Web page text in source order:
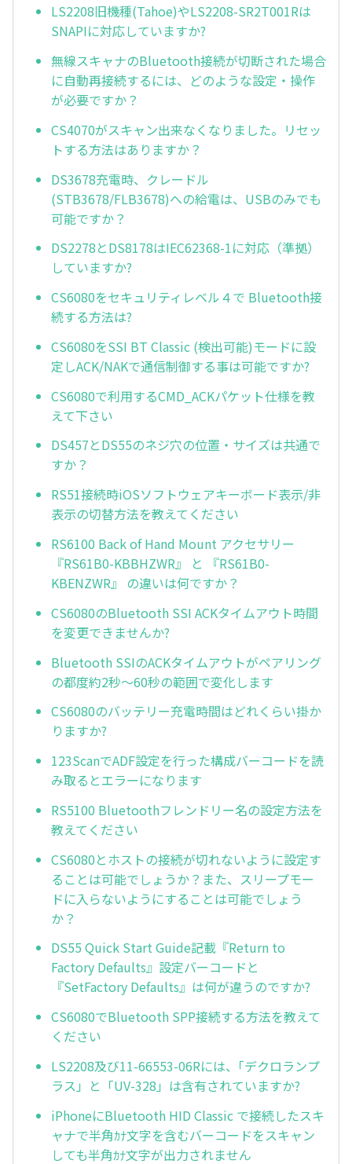
LS2208旧機種(Tahoe)やLS2208-SR2T001Rは
SNAPIに対応していますか?
無線スキャナのBluetooth接続が切断された場合
に自動再接続するには、どのような設定・操作
が必要ですか？
CS4070がスキャン出来なくなりました。リセッ
トする方法はありますか？
DS3678充電時、クレードル
(STB3678/FLB3678)への給電は、USBのみでも
可能ですか？
DS2278とDS8178はIEC62368-1に対応（準拠）
していますか?
CS6080をセキュリティレベル４で Bluetooth接
続する方法は?
CS6080をSSI BT Classic (検出可能)モードに設
定しACK/NAKで通信制御する事は可能ですか?
CS6080で利用するCMD_ACKパケット仕様を教
えて下さい
DS457とDS55のネジ穴の位置・サイズは共通で
すか？
RS51接続時iOSソフトウェアキーボード表示/非
表示の切替方法を教えてください
RS6100 Back of Hand Mount アクセサリー
『RS61B0-KBBHZWR』 と 『RS61B0-
KBENZWR』 の違いは何ですか？
CS6080のBluetooth SSI ACKタイムアウト時間
を変更できませんか?
Bluetooth SSIのACKタイムアウトがペアリング
の都度約2秒～60秒の範囲で変化します
CS6080のバッテリー充電時間はどれくらい掛か
りますか?
123ScanでADF設定を行った構成バーコードを読
み取るとエラーになります
RS5100 Bluetoothフレンドリー名の設定方法を
教えてください
CS6080とホストの接続が切れないように設定す
ることは可能でしょうか？また、スリープモー
ドに入らないようにすることは可能でしょう
か？
DS55 Quick Start Guide記載『Return to
Factory Defaults』設定バーコードと
『SetFactory Defaults』は何が違うのですか?
CS6080でBluetooth SPP接続する方法を教えて
ください
LS2208及び11-66553-06Rには、｢デクロランプ
ラス」と「UV-328」は含有されていますか?
iPhoneにBluetooth HID Classic で接続したスキ
ャナで半角ｶﾅ文字を含むバーコードをスキャン
しても半角ｶﾅ文字が出力されません